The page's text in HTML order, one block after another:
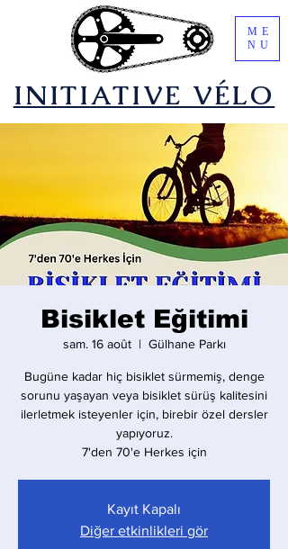
​INITIATIVE VÉLO
ME
NU
Bisiklet Eğitimi
sam. 16 août
  |
Gülhane Parkı
Bugüne kadar hiç bisiklet sürmemiş, denge
sorunu yaşayan veya bisiklet sürüş kalitesini
ilerletmek isteyenler için, birebir özel dersler
yapıyoruz.
7'den 70'e Herkes için
Kayıt Kapalı
Diğer etkinlikleri gör